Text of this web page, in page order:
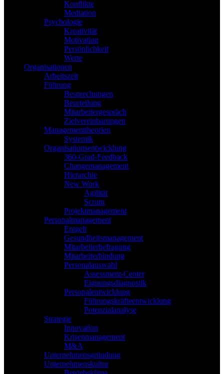
Konflikte
Mediation
Psychologie
Kreativität
Motivation
Persönlichkeit
Werte
Organisationen
Arbeitszeit
Führung
Besprechungen
Beurteilung
Mitarbeitergespräch
Zielvereinbarungen
Managementtheorien
Systemik
Organisationsentwicklung
360-Grad-Feedback
Changemanagement
Hierarchie
New Work
Agilität
Scrum
Projektmanagement
Personalmanagement
Entgelt
Gesundheitsmanagement
Mitarbeiterbefragung
Mitarbeiterbindung
Personalauswahl
Assessment-Center
Eignungsdiagnostik
Personalentwicklung
Führungskräfteentwicklung
Potenzialanalyse
Strategie
Innovation
Krisenmanagement
M&A
Unternehmensgründung
Unternehmenskultur